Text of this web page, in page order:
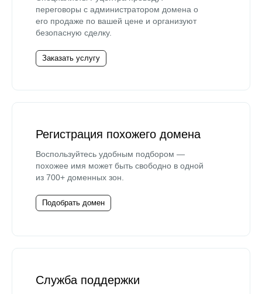
переговоры с администратором домена о
его продаже по вашей цене и организуют
безопасную сделку.
Заказать услугу
Регистрация похожего домена
Воспользуйтесь удобным подбором —
похожее имя может быть свободно в одной
из 700+ доменных зон.
Подобрать домен
Служба поддержки